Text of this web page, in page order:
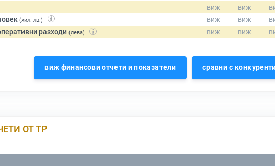
(хил. лв.)
разходи (лева)
виж финансови отчети и показатели сравни с
ОТ ТР